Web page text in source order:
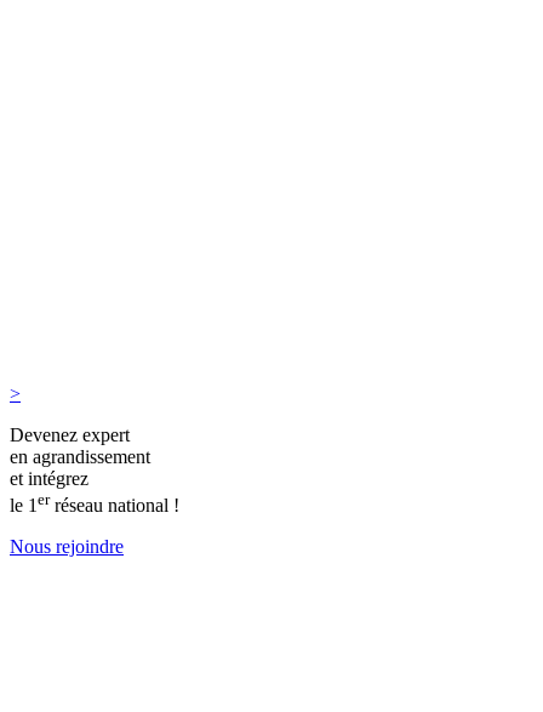
>
Devenez expert
en agrandissement
et intégrez
le 1 erréseau national !
Nous rejoindre